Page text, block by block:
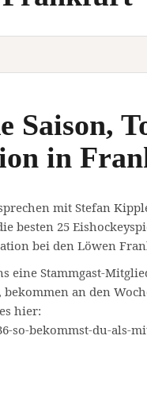
Saison,
in
mit Stefan
besten 25
bei den Löwen
eine Stammgast-
an den
hier:
so-bekommst-du-als-